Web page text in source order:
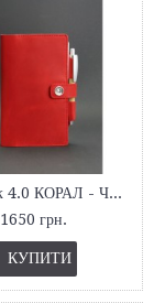
Софт-бук 4.0 КОРАЛ - ЧЕРВОНИЙ
1650 грн.
КУПИТИ